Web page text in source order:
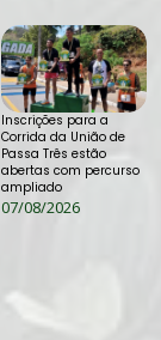
Inscrições para a
Corrida da União de
Passa Três estão
abertas com percurso
ampliado
07/08/2026